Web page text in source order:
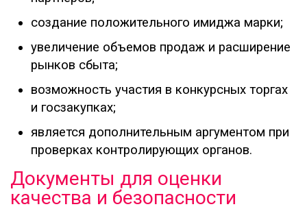
создание положительного имиджа марки;
увеличение объемов продаж и расширение
рынков сбыта;
возможность участия в конкурсных торгах
и госзакупках;
является дополнительным аргументом при
проверках контролирующих органов.
Документы для оценки
качества и безопасности